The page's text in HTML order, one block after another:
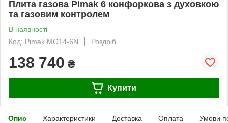
Плита газова Pimak 6 конфоркова з духовкою
та газовим контролем
В наявності
Код: Pimak MO14-6N
Роздріб
138 740 ₴
Купити
Опис Характеристики Доставка Оплата Умови